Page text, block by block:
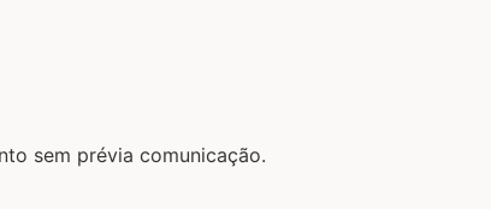
sem prévia comunicação.